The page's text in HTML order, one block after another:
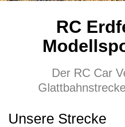
RC
Der RC Car
Unsere Strecke